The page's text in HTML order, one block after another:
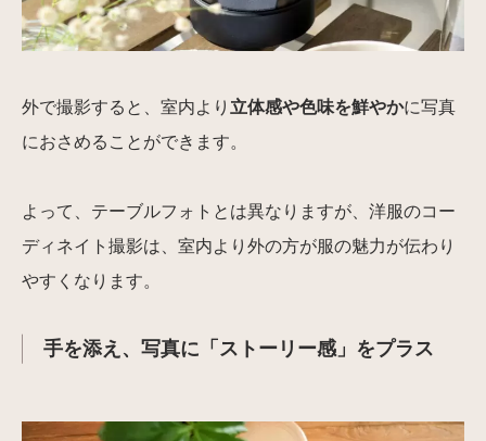
外で撮影すると、室内より 立体感や色味を鮮やかに写真
におさめることができます。
よって、テーブルフォトとは異なりますが、洋服のコー
ディネイト撮影は、室内より外の方が服の魅力が伝わり
やすくなります。
手を添え、写真に「ストーリー感」をプラス